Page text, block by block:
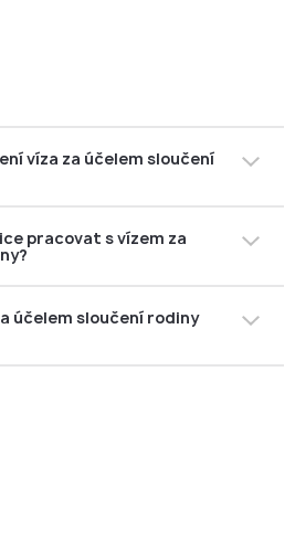
víza za účelem sloučení
se podat žádost s
pracovat s vízem za
ČRa nepotřebují
(zaměstnaneckou nebo
účelem sloučení rodiny